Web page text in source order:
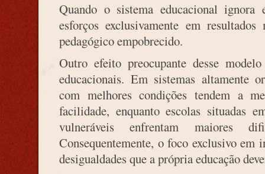
Quando o sistema educacional ignora
esforços exclusivamente em
pedagógico empobrecido.
Outro efeito preocupante desse
educacionais. Em sistemas altamente
com melhores condições tendem a
facilidade, enquanto escolas situadas
vulneráveis enfrentam maiores
Consequentemente, o foco exclusivo em
desigualdades que a própria educação